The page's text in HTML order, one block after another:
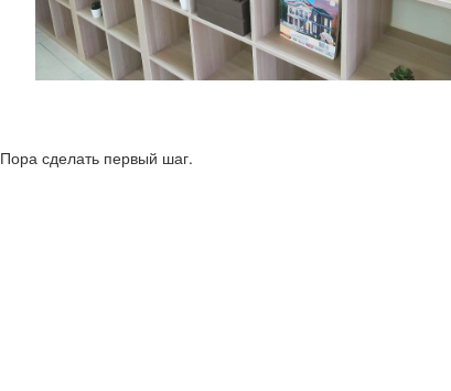
Пора сделать первый шаг.